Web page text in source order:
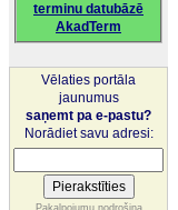
terminu datubāzē
AkadTerm
Vēlaties portāla
jaunumus
saņemt pa e-pastu?
Norādiet savu adresi:
Pakalpojumu nodrošina